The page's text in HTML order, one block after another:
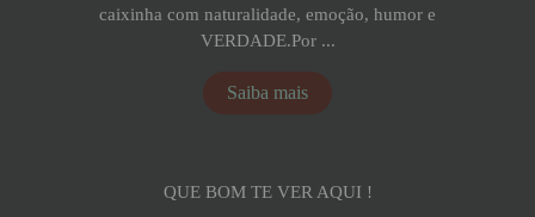
caixinha com naturalidade, emoção, humor e
VERDADE.Por ...
Saiba mais
QUE BOM TE VER AQUI !